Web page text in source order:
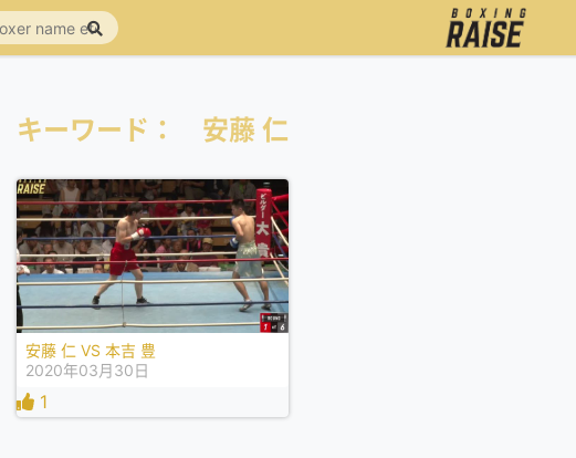
キーワード： 安藤 仁
安藤 仁 VS 本吉 豊
2020年03月30日
1